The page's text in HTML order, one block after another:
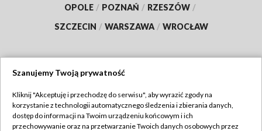
OPOLE / POZNAŃ / RZESZÓW /
SZCZECIN / WARSZAWA / WROCŁAW
TVP
Abonament TVP
Szanujemy Twoją prywatność
Kliknij "Akceptuję i przechodzę do serwisu", aby wyrazić zgody na
korzystanie z technologii automatycznego śledzenia i zbierania danych,
dostęp do informacji na Twoim urządzeniu końcowym i ich
przechowywanie oraz na przetwarzanie Twoich danych osobowych przez